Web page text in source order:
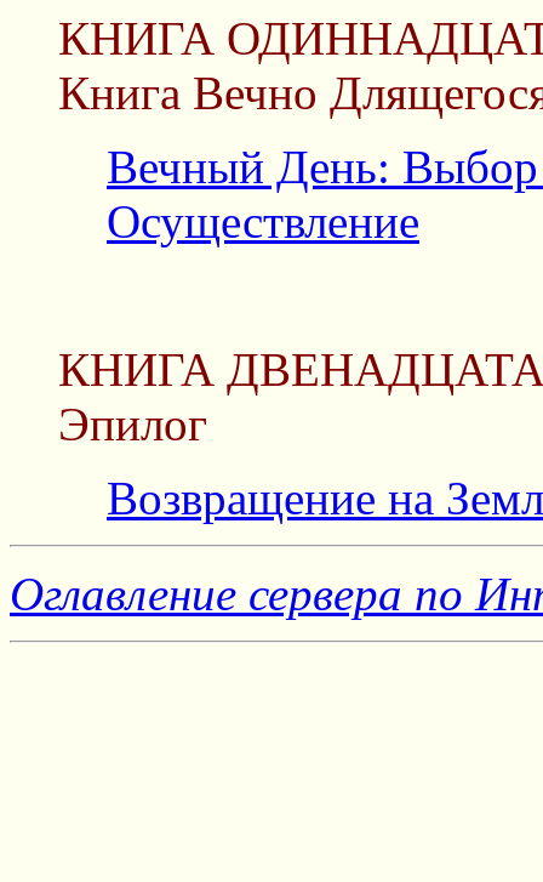
КНИГА
Книга Вечно
Вечный День:
Осуществление
КНИГА
Эпилог
Возвращение на
Оглавление сервера по